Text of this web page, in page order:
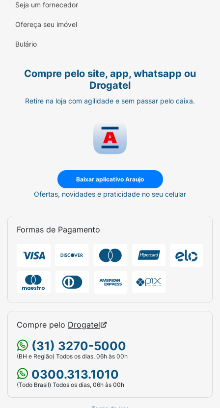
Seja um fornecedor
Ofereça seu imóvel
Bulário
Compre pelo site, app, whatsapp ou
Drogatel
Retire na loja com agilidade e sem passar pelo caixa.
Baixar aplicativo Araujo
Ofertas, novidades e praticidade no seu celular
Formas de Pagamento
Compre pelo Drogatel
(31) 3270-5000
(BH e Região) Todos os dias, 06h às 00h
0300.313.1010
(Todo Brasil) Todos os dias, 06h às 00h